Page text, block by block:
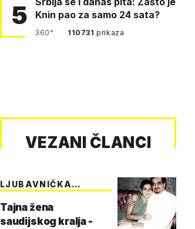
5
Knin pao za samo 24 sata?
360° 110731prikaza
VEZANI ČLANCI
LJUBAVNIČKA
Tajna žena
saudijskog kralja -